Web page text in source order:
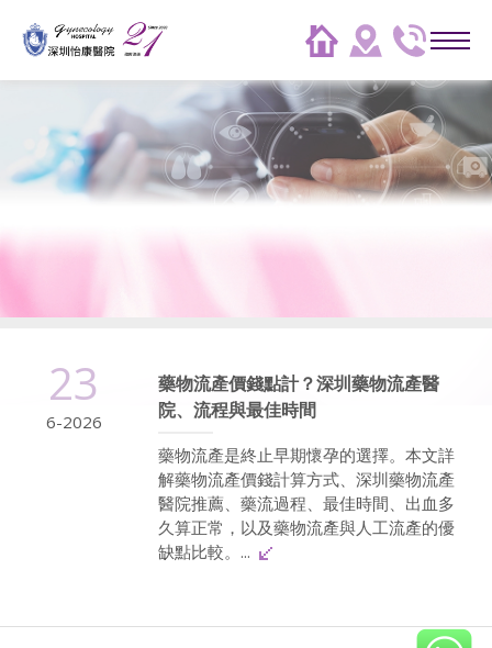
23
6-2026
藥物流產價錢點計？深圳藥物流產醫
院、流程與最佳時間
藥物流產是終止早期懷孕的選擇。本文詳
解藥物流產價錢計算方式、深圳藥物流產
醫院推薦、藥流過程、最佳時間、出血多
久算正常，以及藥物流產與人工流產的優
缺點比較。...